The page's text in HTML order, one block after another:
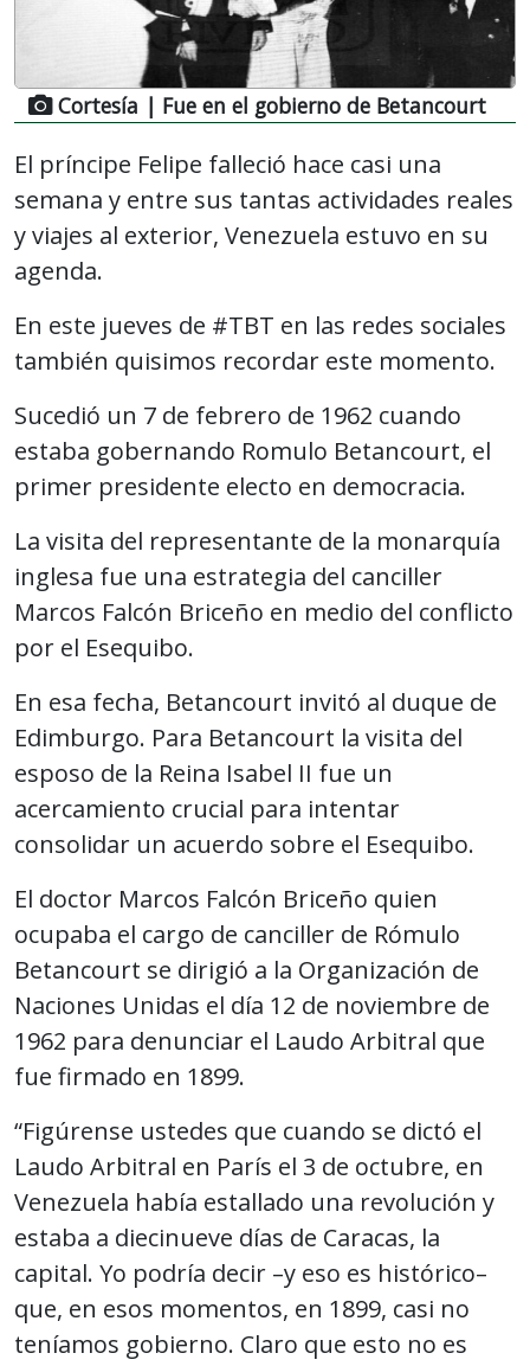
Cortesía | Fue en el gobierno de Betancourt
El príncipe Felipe falleció hace casi una
semana y entre sus tantas actividades reales
y viajes al exterior, Venezuela estuvo en su
agenda.
En este jueves de #TBT en las redes sociales
también quisimos recordar este momento.
Sucedió un 7 de febrero de 1962 cuando
estaba gobernando Romulo Betancourt, el
primer presidente electo en democracia.
La visita del representante de la monarquía
inglesa fue una estrategia del canciller
Marcos Falcón Briceño en medio del conflicto
por el Esequibo.
En esa fecha, Betancourt invitó al duque de
Edimburgo. Para Betancourt la visita del
esposo de la Reina Isabel II fue un
acercamiento crucial para intentar
consolidar un acuerdo sobre el Esequibo.
El doctor Marcos Falcón Briceño quien
ocupaba el cargo de canciller de Rómulo
Betancourt se dirigió a la Organización de
Naciones Unidas el día 12 de noviembre de
1962 para denunciar el Laudo Arbitral que
fue firmado en 1899.
“Figúrense ustedes que cuando se dictó el
Laudo Arbitral en París el 3 de octubre, en
Venezuela había estallado una revolución y
estaba a diecinueve días de Caracas, la
capital. Yo podría decir –y eso es histórico–
que, en esos momentos, en 1899, casi no
teníamos gobierno. Claro que esto no es